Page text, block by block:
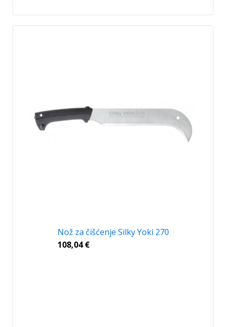
Nož za čišćenje Silky Yoki 270
108,04€